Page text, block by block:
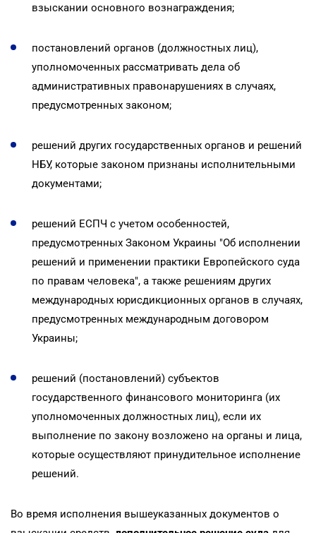
взыскании основного вознаграждения;
постановлений органов (должностных лиц),
уполномоченных рассматривать дела об
административных правонарушениях в случаях,
предусмотренных законом;
решений других государственных органов и решений
НБУ, которые законом признаны исполнительными
документами;
решений ЕСПЧ с учетом особенностей,
предусмотренных Законом Украины "Об исполнении
решений и применении практики Европейского суда
по правам человека", а также решениям других
международных юрисдикционных органов в случаях,
предусмотренных международным договором
Украины;
решений (постановлений) субъектов
государственного финансового мониторинга (их
уполномоченных должностных лиц), если их
выполнение по закону возложено на органы и лица,
которые осуществляют принудительное исполнение
решений.
Во время исполнения вышеуказанных документов о